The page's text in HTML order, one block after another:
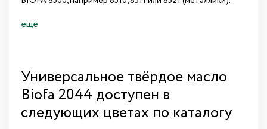
ещё
Универсальное твёрдое масло
Biofa 2044 доступен в
следующих цветах по каталогу